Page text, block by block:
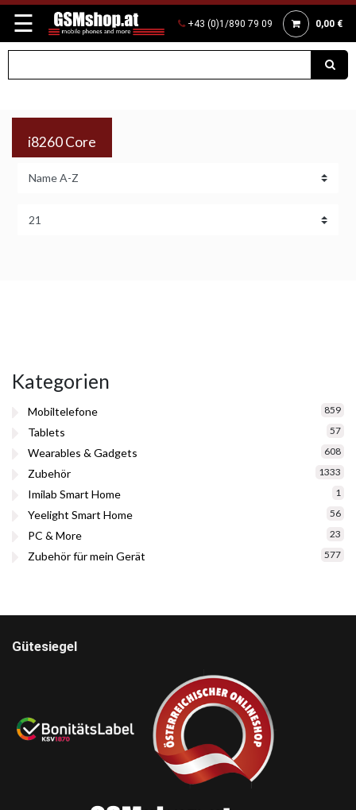
☰ +43 (0)1/890 79 09 0,00 €
i8260 Core
Kategorien
Mobiltelefone 859
Tablets 57
Wearables & Gadgets 608
Zubehör 1333
Imilab Smart Home 1
Yeelight Smart Home 56
PC & More 23
Zubehör für mein Gerät 577
Gütesiegel